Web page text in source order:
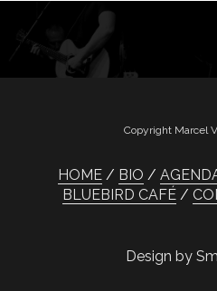
Copyright Marcel
HOME BIO
BLUEBIRD CAFÉ
Design by